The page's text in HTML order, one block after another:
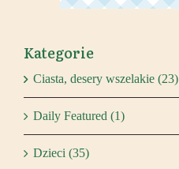
Kategorie
Ciasta, desery wszelakie (23)
Daily Featured (1)
Dzieci (35)